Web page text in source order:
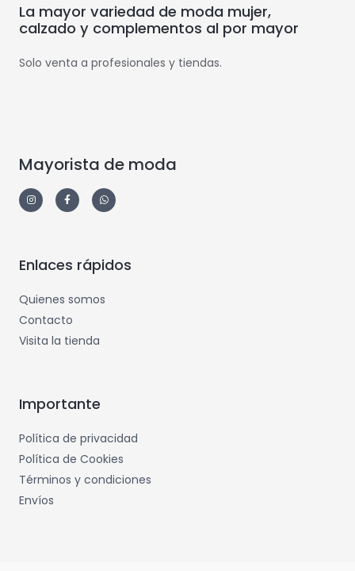
La mayor variedad de moda mujer,
calzado y complementos al por mayor
Solo venta a profesionales y tiendas.
Mayorista de moda
Enlaces rápidos
Quienes somos
Contacto
Visita la tienda
Importante
Política de privacidad
Política de Cookies
Términos y condiciones
Envíos